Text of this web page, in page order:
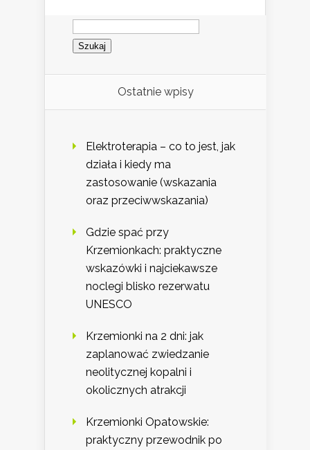
Szukaj:
Ostatnie wpisy
Elektroterapia – co to jest, jak
działa i kiedy ma
zastosowanie (wskazania
oraz przeciwwskazania)
Gdzie spać przy
Krzemionkach: praktyczne
wskazówki i najciekawsze
noclegi blisko rezerwatu
UNESCO
Krzemionki na 2 dni: jak
zaplanować zwiedzanie
neolitycznej kopalni i
okolicznych atrakcji
Krzemionki Opatowskie:
praktyczny przewodnik po